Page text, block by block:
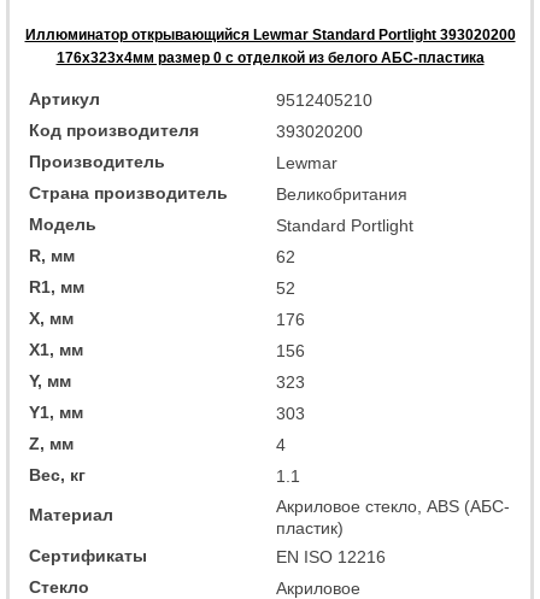
Иллюминатор открывающийся Lewmar Standard Portlight 393020200
176x323x4мм размер 0 с отделкой из белого АБС-пластика
Артикул
9512405210
Код производителя
393020200
Производитель
Lewmar
Страна производитель
Великобритания
Модель
Standard Portlight
R, мм
62
R1, мм
52
X, мм
176
X1, мм
156
Y, мм
323
Y1, мм
303
Z, мм
4
Вес, кг
1.1
Материал
Акриловое стекло, ABS (АБС-
пластик)
Сертификаты
EN ISO 12216
Стекло
Акриловое